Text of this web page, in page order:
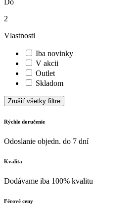
Do
2
Vlastnosti
Iba novinky
V akcii
Outlet
Skladom
Zrušiť všetky filtre
Rýchle doručenie
Odoslanie objedn. do 7 dní
Kvalita
Dodávame iba 100% kvalitu
Férové ceny